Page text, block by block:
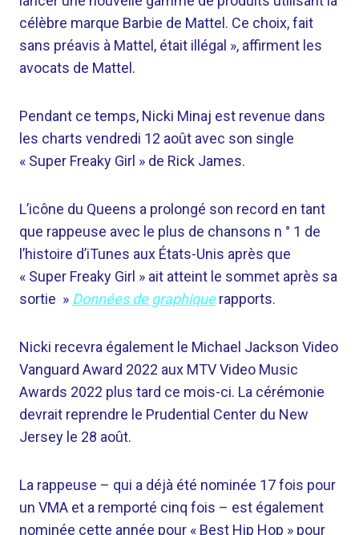
célèbre marque Barbie de Mattel. Ce choix, fait
sans préavis à Mattel, était illégal », affirment les
avocats de Mattel.
Pendant ce temps, Nicki Minaj est revenue dans
les charts vendredi 12 août avec son single
« Super Freaky Girl » de Rick James.
L’icône du Queens a prolongé son record en tant
que rappeuse avec le plus de chansons n ° 1 de
l’histoire d’iTunes aux États-Unis après que
« Super Freaky Girl » ait atteint le sommet après sa
sortie » Données de graphique rapports.
Nicki recevra également le Michael Jackson Video
Vanguard Award 2022 aux MTV Video Music
Awards 2022 plus tard ce mois-ci. La cérémonie
devrait reprendre le Prudential Center du New
Jersey le 28 août.
La rappeuse – qui a déjà été nominée 17 fois pour
un VMA et a remporté cinq fois – est également
nominée cette année pour « Best Hip Hop » pour